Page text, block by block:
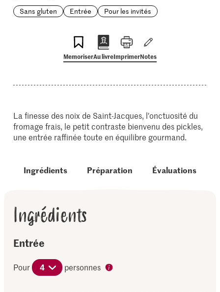
Sans gluten
Entrée Pour les invités
MemoriserAu livreImprimerNotes
La finesse des noix de Saint-Jacques, l'onctuosité du
fromage frais, le petit contraste bienvenu des pickles,
une entrée raffinée toute en équilibre gourmand.
Ingrédients Préparation Évaluations
Ingrédients
Entrée
Pour 4 personnes